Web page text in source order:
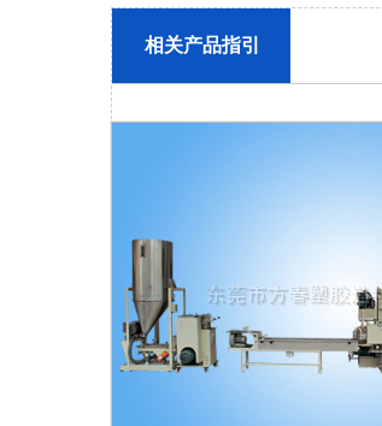
相关产品指引